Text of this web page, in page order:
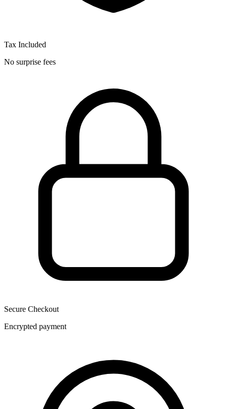
Tax Included
No surprise fees
Secure Checkout
Encrypted payment